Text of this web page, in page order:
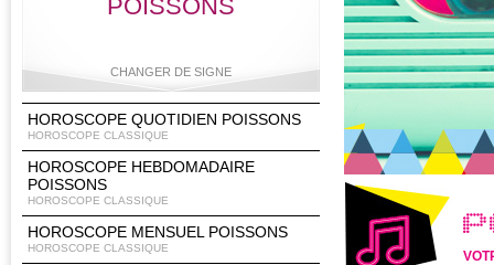
POISSONS
CHANGER DE SIGNE
Bélier Taureau Gémeaux Cancer
HOROSCOPE QUOTIDIEN POISSONS
HOROSCOPE CLASSIQUE
HOROSCOPE HEBDOMADAIRE
POISSONS
HOROSCOPE CLASSIQUE
HOROSCOPE MENSUEL POISSONS
HOROSCOPE CLASSIQUE